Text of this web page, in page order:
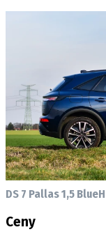
DS 7 Pallas 1,5
Ceny